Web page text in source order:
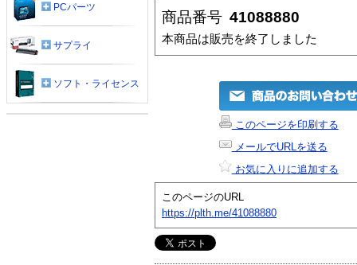
商品番号 41088880
本商品は販売を終了しました
このページを印刷する
メールでURLを送る
お気に入りに追加する
このページのURL
https://plth.me/41088880
PCパーツ
サプライ
ソフト・ライセンス